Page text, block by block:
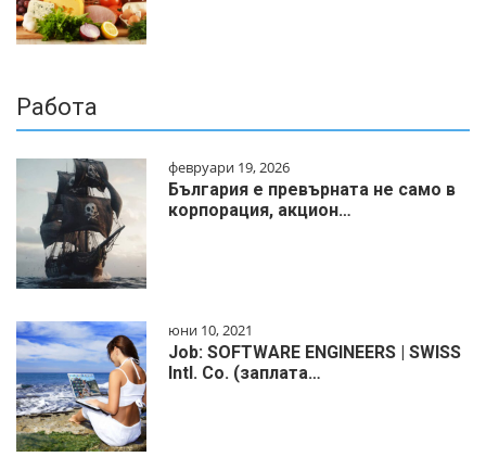
Работа
февруари 19, 2026
България е превърната не само в
корпорация, акцион…
юни 10, 2021
Job: SOFTWARE ENGINEERS | SWISS
Intl. Co. (заплата…